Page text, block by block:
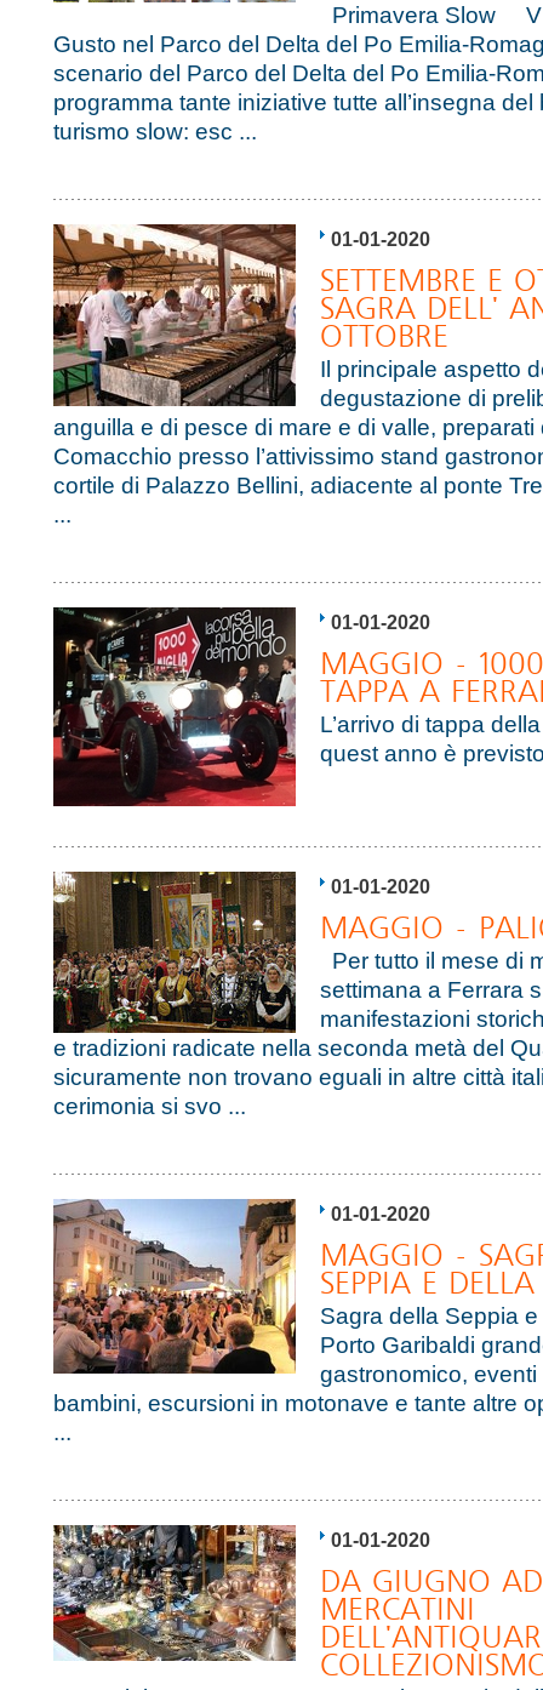
Primavera Slow
Gusto nel Parco del Delta del Po Emilia-
scenario del Parco del Delta del Po Emilia-
programma tante iniziative tutte all’insegna
turismo slow: esc ...
01-01-2020
SETTEMBRE E
SAGRA DELL'
OTTOBRE
Il principale aspetto
degustazione di
anguilla e di pesce di mare e di valle, preparati
Comacchio presso l’attivissimo stand
cortile di Palazzo Bellini, adiacente al ponte
...
01-01-2020
MAGGIO -
TAPPA A
L’arrivo di tappa
quest anno è
01-01-2020
MAGGIO -
Per tutto il mese di
settimana a Ferrara
manifestazioni
e tradizioni radicate nella seconda metà del
sicuramente non trovano eguali in altre città
cerimonia si svo ...
01-01-2020
MAGGIO -
SEPPIA E
Sagra della Seppia
Porto Garibaldi
gastronomico,
bambini, escursioni in motonave e tante altre
...
01-01-2020
DA GIUGNO
MERCATINI